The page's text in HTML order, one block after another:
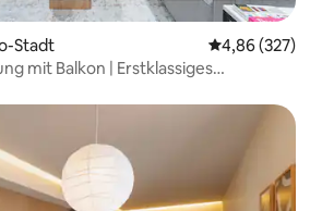
Stadt
4,86 (327)
mit Balkon | Erstklassiges